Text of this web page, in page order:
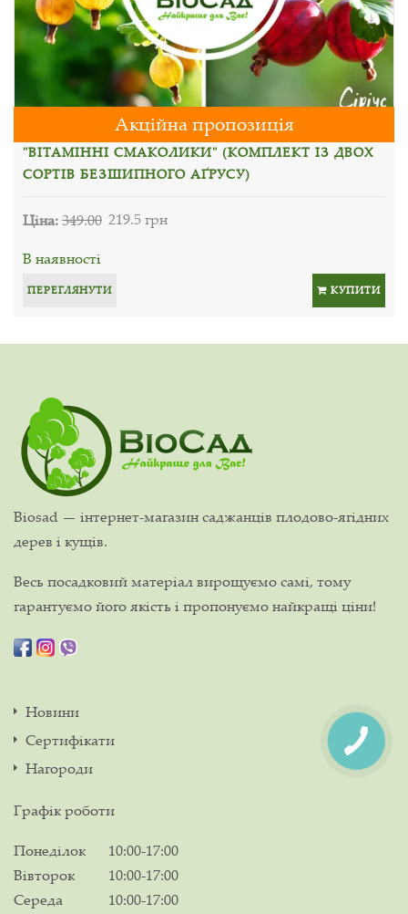
Акційна пропозиція
"ВІТАМІННІ СМАКОЛИКИ" (КОМПЛЕКТ ІЗ ДВОХ
СОРТІВ БЕЗШИПНОГО АҐРУСУ)
Ціна:349.00 219.5 грн
В наявності
ПЕРЕГЛЯНУТИ КУПИТИ
Biosad — інтернет-магазин саджанців плодово-ягідних
дерев і кущів.
Весь посадковий матеріал вирощуємо самі, тому
гарантуємо його якість і пропонуємо найкращі ціни!
Новини
Сертифікати
Нагороди
Графік роботи
Понеділок
10:00-17:00
Вівторок
10:00-17:00
Середа
10:00-17:00